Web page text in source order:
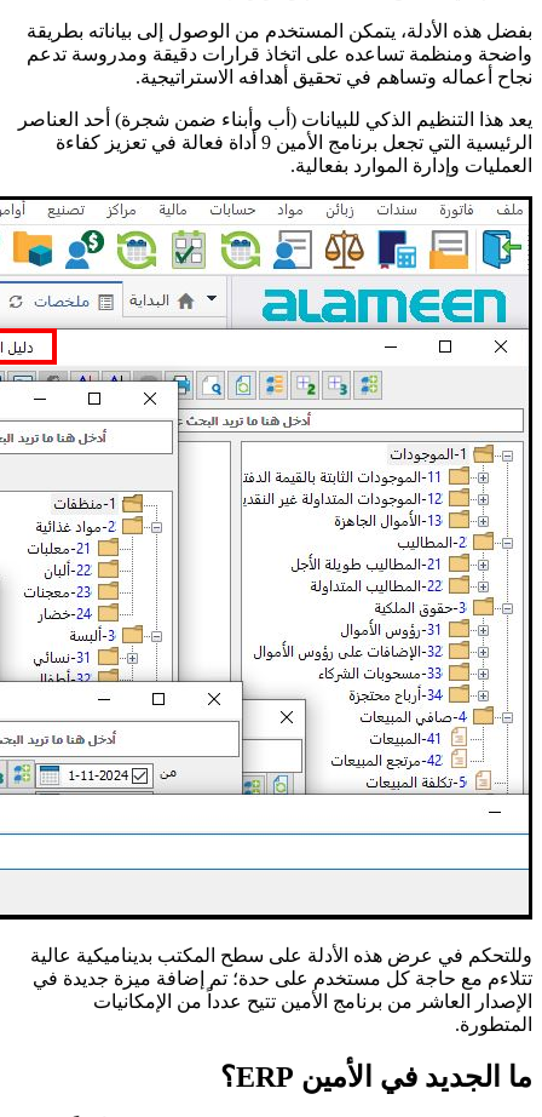
بفضل هذه الأدلة، يتمكن المستخدم من الوصول إلى بياناته بطريقة
واضحة ومنظمة تساعده على اتخاذ قرارات دقيقة ومدروسة تدعم
نجاح أعماله وتساهم في تحقيق أهدافه الاستراتيجية.
يعد هذا التنظيم الذكي للبيانات (أب وأبناء ضمن شجرة) أحد العناصر
الرئيسية التي تجعل برنامج الأمين 9 أداة فعالة في تعزيز كفاءة
العمليات وإدارة الموارد بفعالية.
وللتحكم في عرض هذه الأدلة على سطح المكتب بديناميكية عالية
تتلاءم مع حاجة كل مستخدم على حدة؛ تم إضافة ميزة جديدة في
الإصدار العاشر من برنامج الأمين تتيح عدداً من الإمكانيات
المتطورة.
ما الجديد في الأمين ERP؟